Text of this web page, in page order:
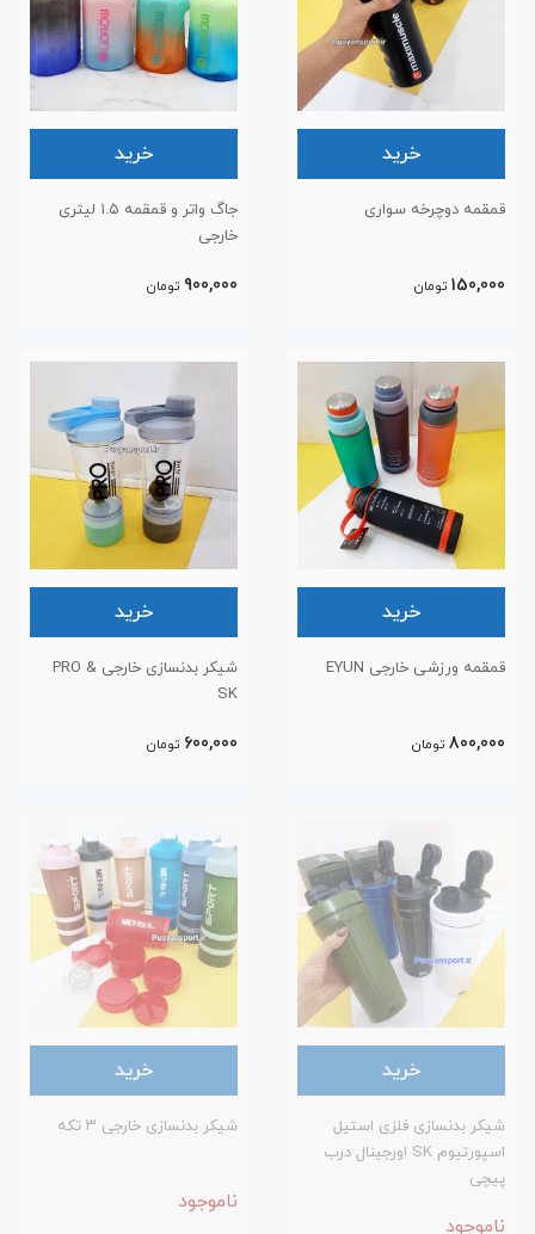
خرید
قمقمه دوچرخه سواری
150,000 تومان
خرید
جاگ واتر و قمقمه ۱.۵ لیتری
خارجی
900,000 تومان
خرید
قمقمه ورزشی خارجی EYUN
800,000 تومان
خرید
شیکر بدنسازی خارجی PRO &
SK
600,000 تومان
خرید
شیکر بدنسازی فلزی استیل
اسپورتیوم SK اورجینال درب
پیچی
ناموجود
خرید
شیکر بدنسازی خارجی ۳ تکه
ناموجود